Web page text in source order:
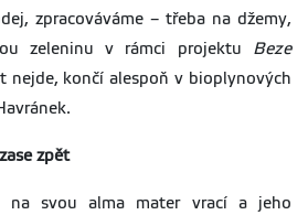
zpracováváme – třeba na džemy,
zeleninu v rámci projektu Beze
nejde, končí alespoň v bioplynových
zpět
na svou alma mater vrací a jeho